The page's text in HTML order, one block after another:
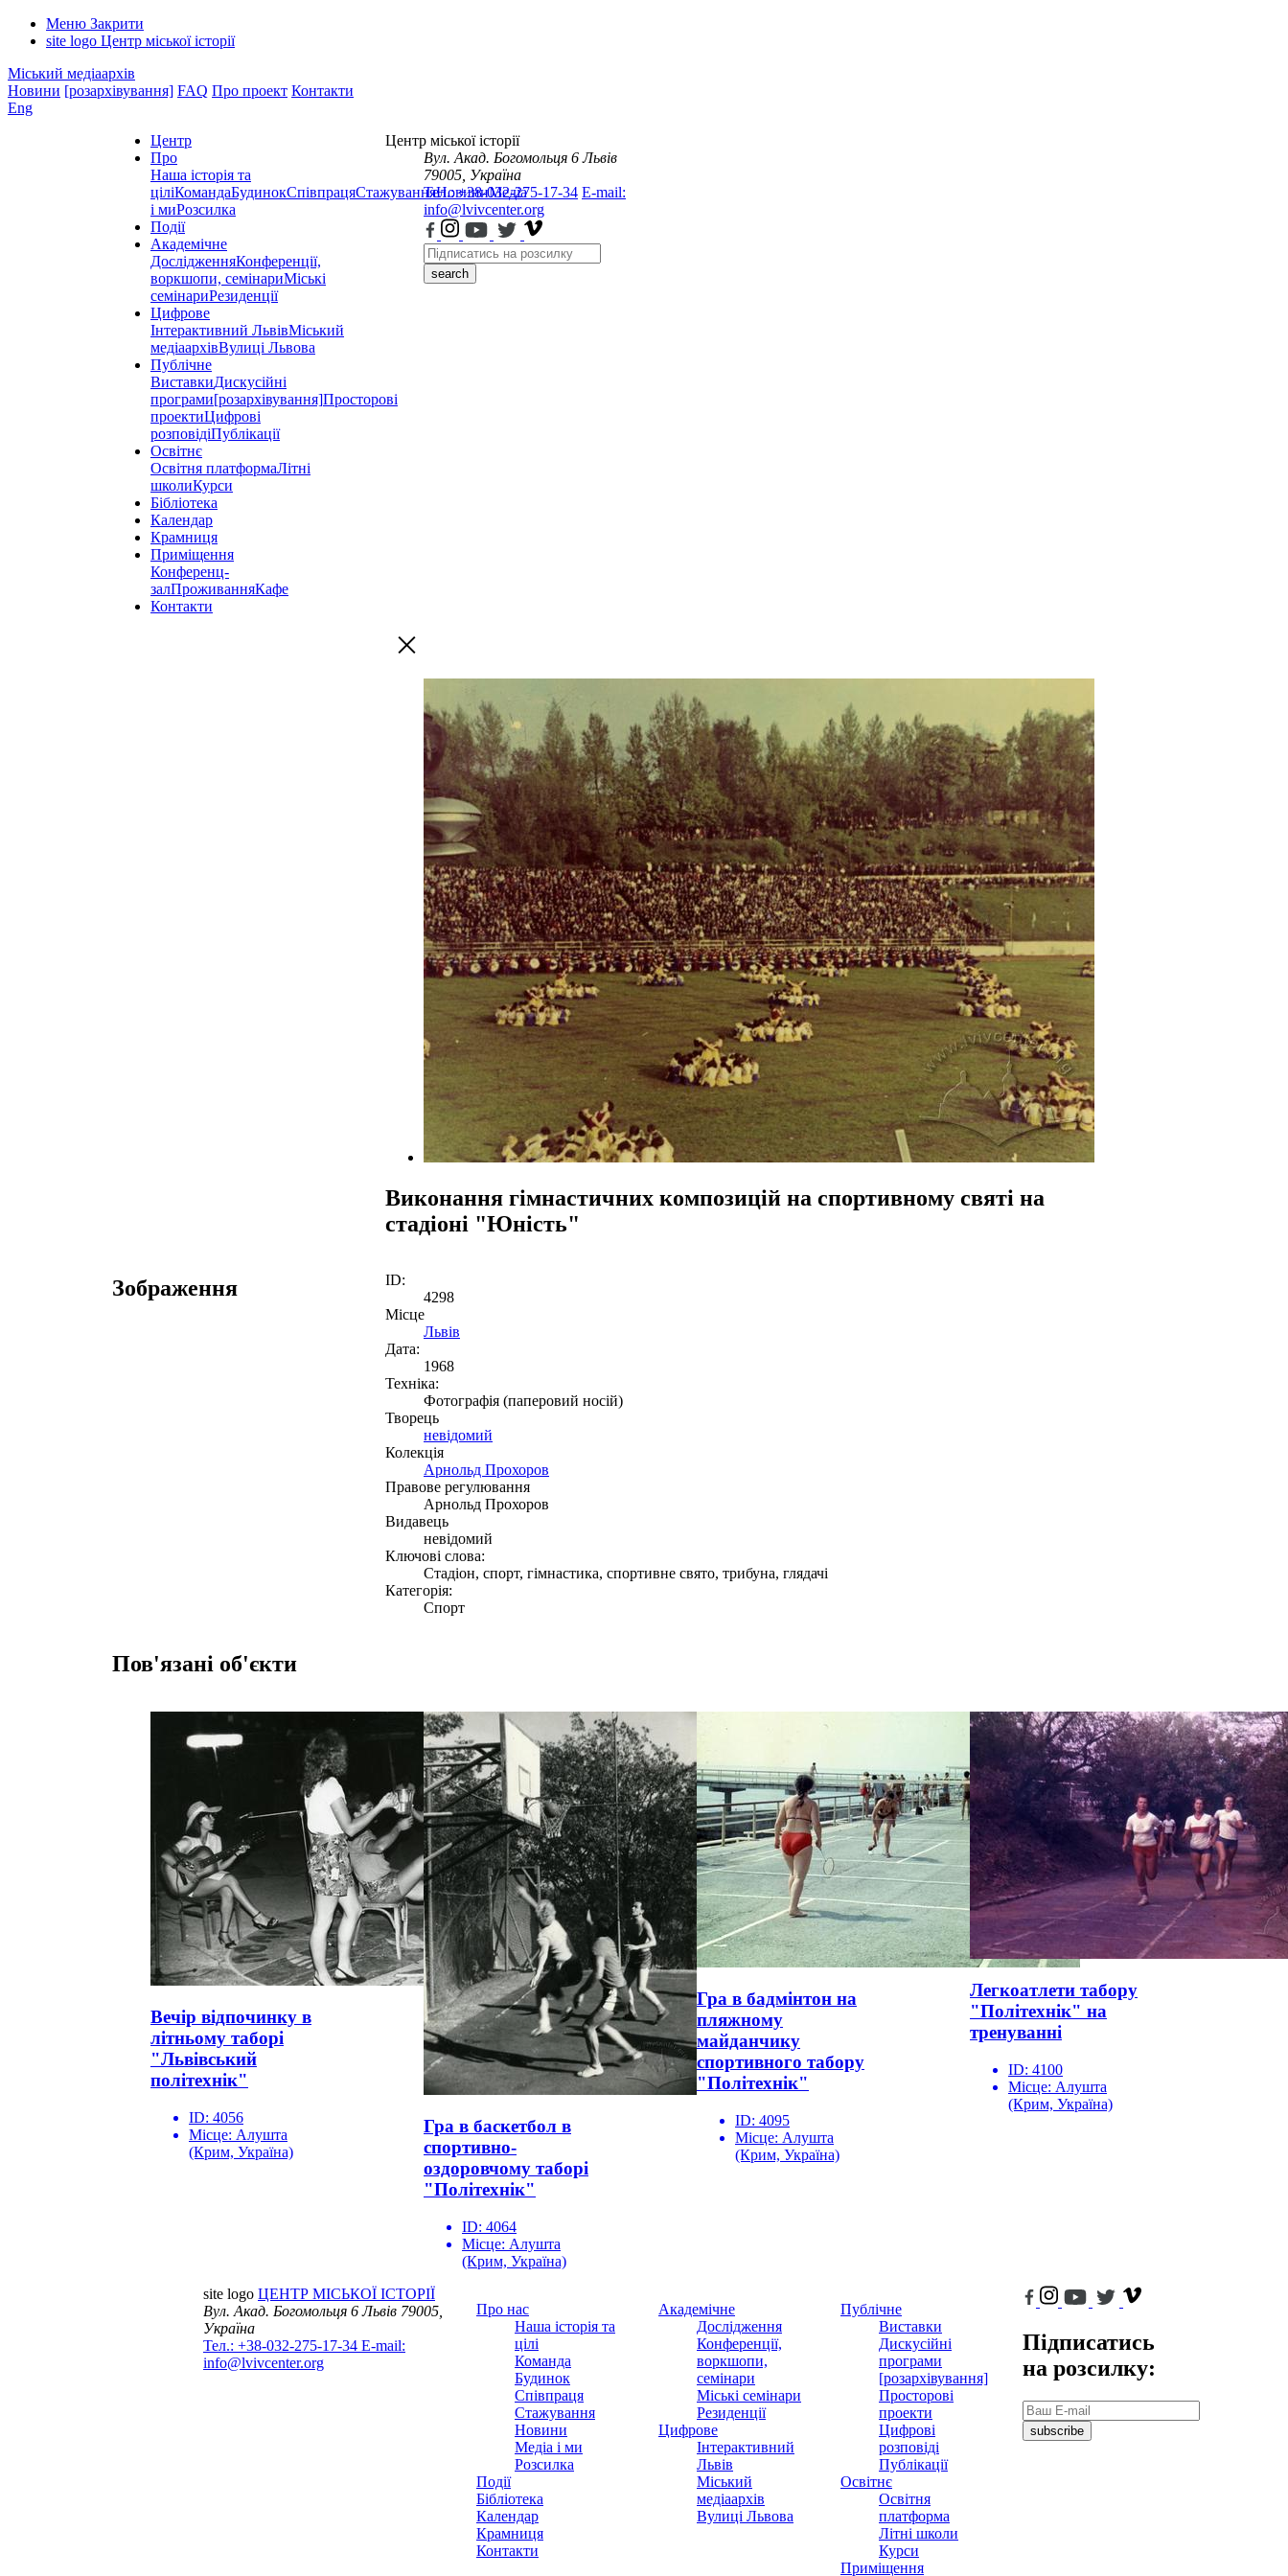
Меню Закрити
site logo Центр міської історії
Міський медіаархів
Новини [розархівування] FAQ Про проект Контакти
Eng
Центр
Про
Наша історія та
ціліКомандаБудинокСпівпрацяСтажуванняНовиниМедіа
і миРозсилка
Події
Академічне
ДослідженняКонференції,
воркшопи, семінариМіські
семінариРезиденції
Цифрове
Інтерактивний ЛьвівМіський
медіаархівВулиці Львова
Публічне
ВиставкиДискусійні
програми[розархівування]Просторові
проектиЦифрові
розповідіПублікації
Освітнє
Освітня платформаЛітні
школиКурси
Бібліотека
Календар
Крамниця
Приміщення
Конференц-
залПроживанняКафе
Контакти
Центр міської історії
Вул. Акад. Богомольця 6 Львів
79005, Україна
Тел.: +38-032-275-17-34 E-mail:
info@lvivcenter.org
search
Виконання гімнастичних композицій на спортивному святі на
стадіоні "Юність"
Зображення
ID:
4298
Місце
Львів
Дата:
1968
Техніка:
Фотографія (паперовий носій)
Творець
невідомий
Колекція
Арнольд Прохоров
Правове регулювання
Арнольд Прохоров
Видавець
невідомий
Ключові слова:
Стадіон, спорт, гімнастика, спортивне свято, трибуна, глядачі
Категорія:
Спорт
Пов'язані об'єкти
Вечір відпочинку в
літньому таборі
"Львівський
політехнік"
ID: 4056
Місце: Алушта
(Крим, Україна)
Гра в баскетбол в
спортивно-
оздоровчому таборі
"Політехнік"
ID: 4064
Місце: Алушта
(Крим, Україна)
Гра в бадмінтон на
пляжному
майданчику
спортивного табору
"Політехнік"
ID: 4095
Місце: Алушта
(Крим, Україна)
Легкоатлети табору
"Політехнік" на
тренуванні
ID: 4100
Місце: Алушта
(Крим, Україна)
site logo ЦЕНТР МІСЬКОЇ ІСТОРІЇ
Вул. Акад. Богомольця 6Львів 79005,
Україна
Тел.: +38-032-275-17-34 E-mail:
info@lvivcenter.org
Про нас
Наша історія та
цілі
Команда
Будинок
Співпраця
Стажування
Новини
Медіа і ми
Розсилка
Події
Бібліотека
Календар
Крамниця
Контакти
Академічне
Дослідження
Конференції,
воркшопи,
семінари
Міські семінари
Резиденції
Цифрове
Інтерактивний
Львів
Міський
медіаархів
Вулиці Львова
Публічне
Виставки
Дискусійні
програми
[розархівування]
Просторові
проекти
Цифрові
розповіді
Публікації
Освітнє
Освітня
платформа
Літні школи
Курси
Приміщення
Підписатись
на розсилку:
subscribe